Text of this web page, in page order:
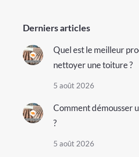
Derniers articles
Quel est le meilleur
nettoyer une toiture ?
5 août 2026
Comment démousser
?
5 août 2026